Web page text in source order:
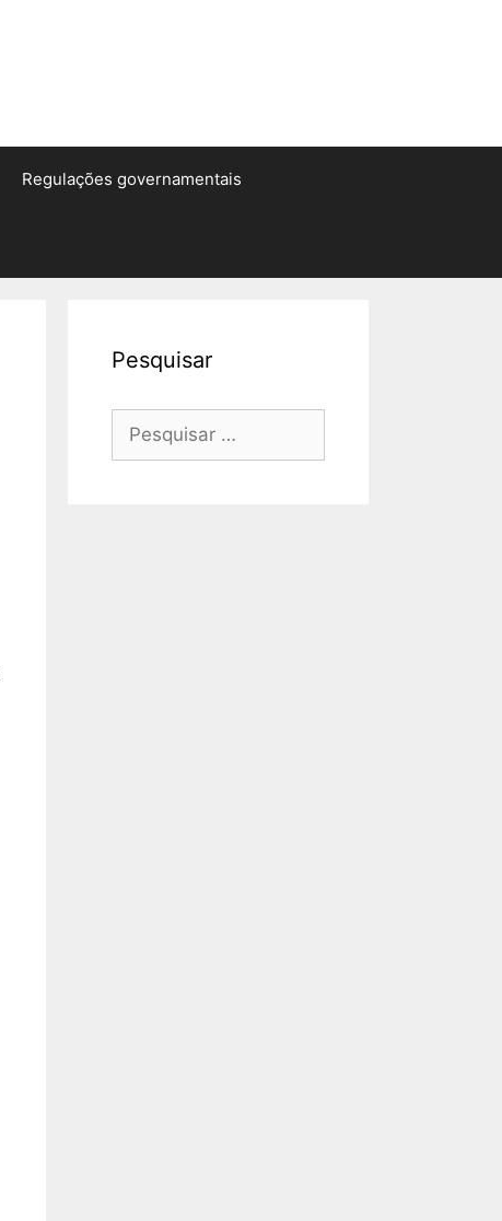
Regulações governamentais
Pesquisar
Pesquisar